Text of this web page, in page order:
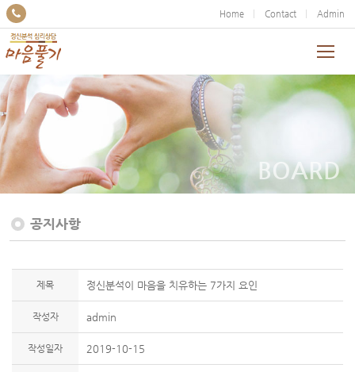
Home Contact Admin
BOARD
공지사항
제목 정신분석이 마음을 치유하는 7가지 요인
작성자 admin
작성일자 2019-10-15